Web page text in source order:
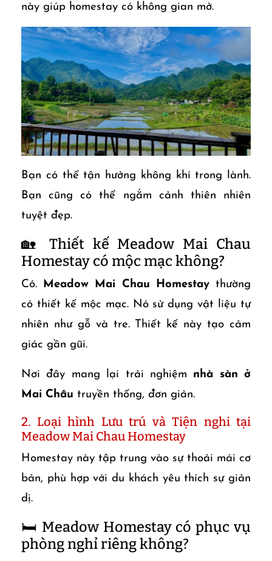
này giúp homestay có không gian mở.
Bạn có thể tận hưởng không khí trong lành.
Bạn cũng có thể ngắm cảnh thiên nhiên
tuyệt đẹp.
🏡 Thiết kế Meadow Mai Chau
Homestay có mộc mạc không?
Có. Meadow Mai Chau Homestaythường
có thiết kế mộc mạc. Nó sử dụng vật liệu tự
nhiên như gỗ và tre. Thiết kế này tạo cảm
giác gần gũi.
Nơi đây mang lại trải nghiệm nhà sàn ở
Mai Châu truyền thống, đơn giản.
2. Loại hình Lưu trú và Tiện nghi tại
Meadow Mai Chau Homestay
Homestay này tập trung vào sự thoải mái cơ
bản, phù hợp với du khách yêu thích sự giản
dị.
🛏️ Meadow Homestay có phục vụ
phòng nghỉ riêng không?